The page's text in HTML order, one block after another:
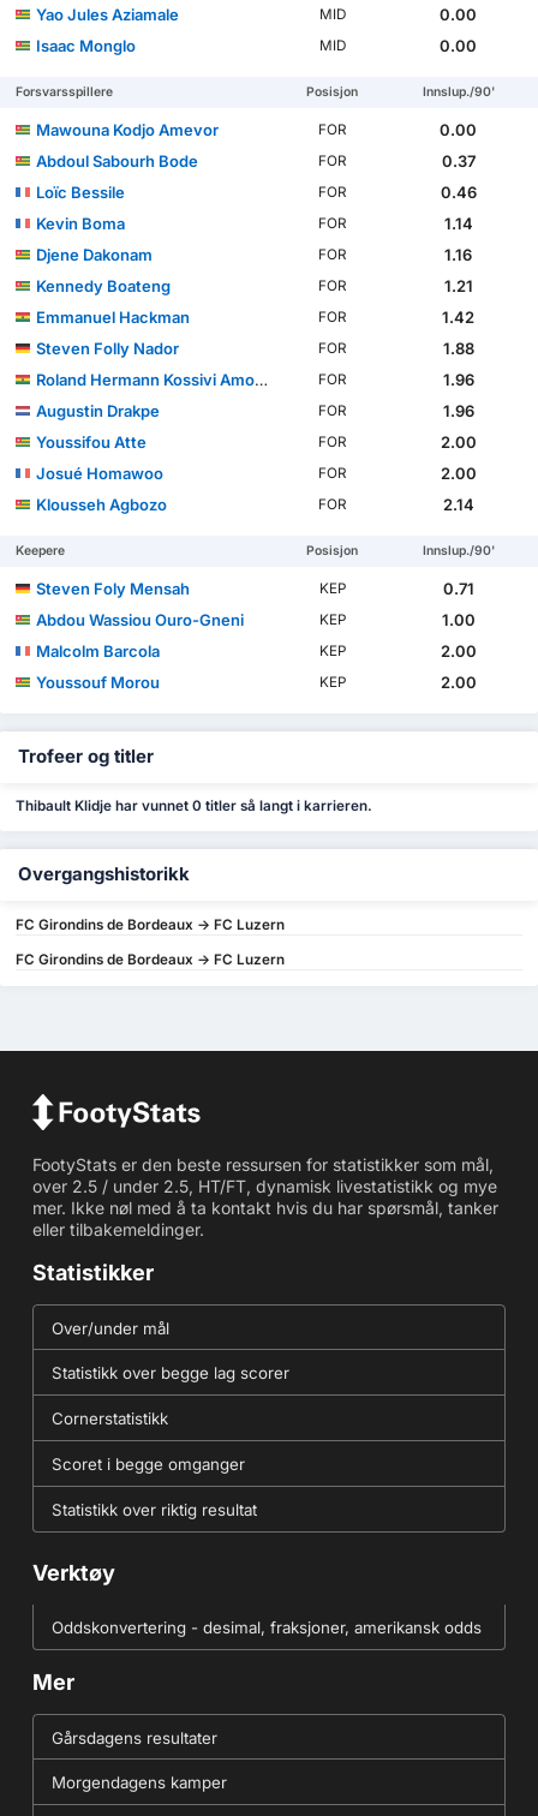
Yao Jules Aziamale
MID
0.00
Isaac Monglo
MID 0.00
Forsvarsspillere Posisjon Innslup./90'
Mawouna Kodjo Amevor FOR
0.00
Abdoul Sabourh Bode
FOR
0.37
Loïc Bessile
FOR
0.46
Kevin Boma
FOR
1.14
Djene Dakonam
FOR
1.16
Kennedy Boateng
FOR
1.21
Emmanuel Hackman
FOR
1.42
Steven Folly Nador
FOR
1.88
Roland Hermann Kossivi Amouzou
FOR
1.96
Augustin Drakpe
FOR
1.96
Youssifou Atte
FOR
2.00
Josué Homawoo
FOR
2.00
Klousseh Agbozo
FOR 2.14
Keepere Posisjon Innslup./90'
Steven Foly Mensah KEP
0.71
Abdou Wassiou Ouro-Gneni
KEP
1.00
Malcolm Barcola
KEP
2.00
Youssouf Morou
KEP 2.00
Trofeer og titler
Thibault Klidje har vunnet 0 titler så langt i karrieren.
Overgangshistorikk
FC Girondins de Bordeaux -> FC Luzern
FC Girondins de Bordeaux -> FC Luzern
FootyStats er den beste ressursen for statistikker som mål,
over 2.5 / under 2.5, HT/FT, dynamisk livestatistikk og mye
mer. Ikke nøl med å ta kontakt hvis du har spørsmål, tanker
eller tilbakemeldinger.
Statistikker
Over/under mål
Statistikk over begge lag scorer
Cornerstatistikk
Scoret i begge omganger
Statistikk over riktig resultat
Verktøy
Oddskonvertering - desimal, fraksjoner, amerikansk odds
Mer
Gårsdagens resultater
Morgendagens kamper